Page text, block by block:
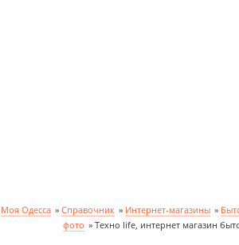
Моя Одесса » Справочник » Интернет-магазины »
фото » Техно life, интернет магазин